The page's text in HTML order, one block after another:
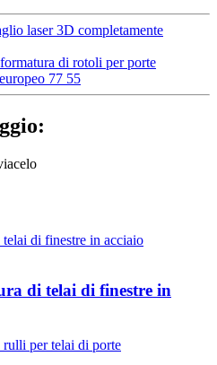
laser 3D completamente
di rotoli per porte
77 55
di telai di finestre in